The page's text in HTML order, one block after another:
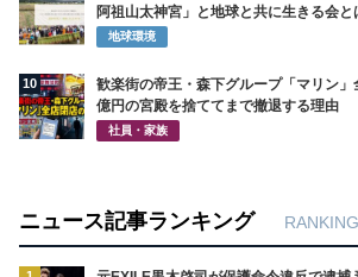
阿祖山太神宮」と地球と共に生きる会と
地球環境
10
歓楽街の帝王・森下グループ「マリン
億円の宮殿を捨ててまで撤退する理由
社員・家族
ニュース記事ランキング RANKING